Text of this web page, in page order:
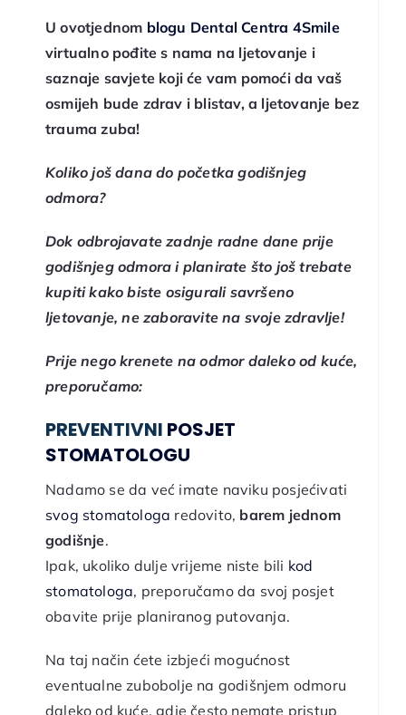
U ovotjednom blogu Dental Centra 4Smile
virtualno pođite s nama na ljetovanje i
saznaje savjete koji će vam pomoći da vaš
osmijeh bude zdrav i blistav, a ljetovanje bez
trauma zuba!
Koliko još dana do početka godišnjeg
odmora?
Dok odbrojavate zadnje radne dane prije
godišnjeg odmora i planirate što još trebate
kupiti kako biste osigurali savršeno
ljetovanje, ne zaboravite na svoje zdravlje!
Prije nego krenete na odmor daleko od kuće,
preporučamo:
PREVENTIVNI POSJET
STOMATOLOGU
Nadamo se da već imate naviku posjećivati
svog stomatologa redovito, barem jednom
godišnje.
Ipak, ukoliko dulje vrijeme niste bili kod
stomatologa, preporučamo da svoj posjet
obavite prije planiranog putovanja.
Na taj način ćete izbjeći mogućnost
eventualne zubobolje na godišnjem odmoru
daleko od kuće, gdje često nemate pristup